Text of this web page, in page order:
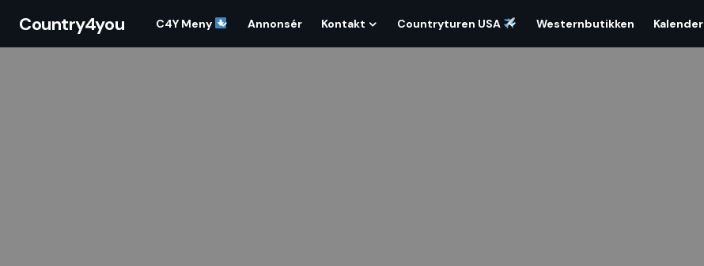
Country4you C4Y Meny Annonsér Kontakt Countryturen USA Westernbutikken Kalender